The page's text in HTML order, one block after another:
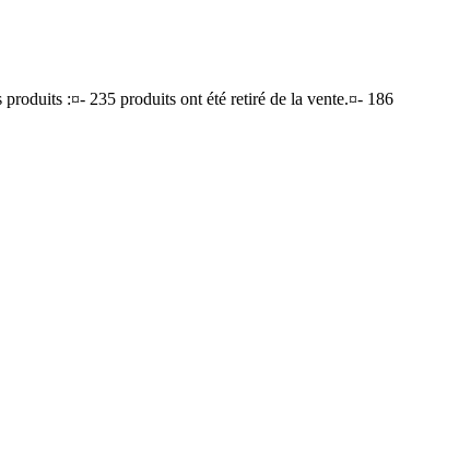
:¤- 235 produits ont été retiré de la vente.¤- 186